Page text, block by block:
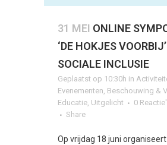
31 MEI ONLINE
‘DE HOKJES
SOCIALE INCLUSIE
Geplaatst op 10:30h in
Evenementen, Beschouwing &
Educatie, Uitgelicht 0
Share
Op vrijdag 18 juni